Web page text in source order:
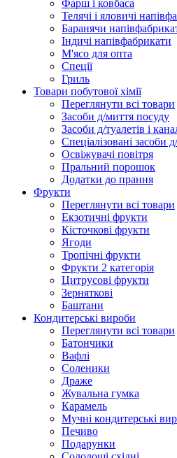
Фарш i ковбаса
Телячi i яловичi
Баранячи
Iндичi напiвфабрикати
М'ясо для опта
Спеції
Гриль
Товари побутової хімії
Переглянути всі товари
Засоби д/миття посуду
Засоби д/туалетів і
Спеціалізовані засоби
Освіжувачі повітря
Пральний порошок
Додатки до прання
Фрукти
Переглянути всі товари
Екзoтичні фрукти
Кісточкові фрукти
Ягоди
Тропічні фрукти
Фрукти 2 категорія
Цитрусові фрукти
Зерняткові
Баштани
Кондитерські вироби
Переглянути всі товари
Батончики
Вафлі
Соленики
Драже
Жувальнa гумка
Карамель
Мучні кондитерські
Печиво
Подарунки